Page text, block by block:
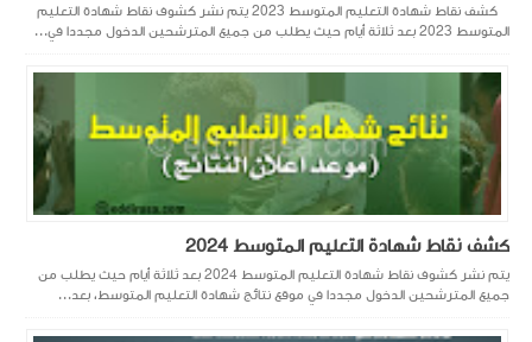
كشف نقاط شهادة التعليم المتوسط 2023 يتم نشر كشوف نقاط شهادة التعليم
المتوسط 2023 بعد ثلاثة أيام حيث يطلب من جميع المترشحين الدخول مجددا في...
كشف نقاط شهادة التعليم المتوسط 2024
يتم نشر كشوف نقاط شهادة التعليم المتوسط 2024 بعد ثلاثة أيام حيث يطلب من
جميع المترشحين الدخول مجددا في موقع نتائج شهادة التعليم المتوسط، بعد...